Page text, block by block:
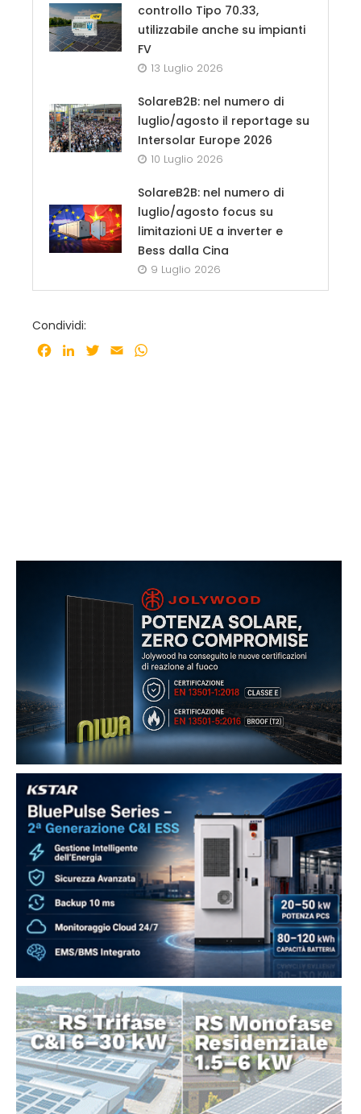
controllo Tipo 70.33,
utilizzabile anche su impianti
FV
13 Luglio 2026
SolareB2B: nel numero di
luglio/agosto il reportage su
Intersolar Europe 2026
10 Luglio 2026
SolareB2B: nel numero di
luglio/agosto focus su
limitazioni UE a inverter e
Bess dalla Cina
9 Luglio 2026
Condividi:
Facebook
LinkedInTwitter
Email